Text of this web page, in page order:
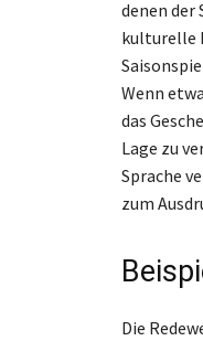
denen der
kulturelle
Wenn
das
Lage zu
Sprache
zum
Die